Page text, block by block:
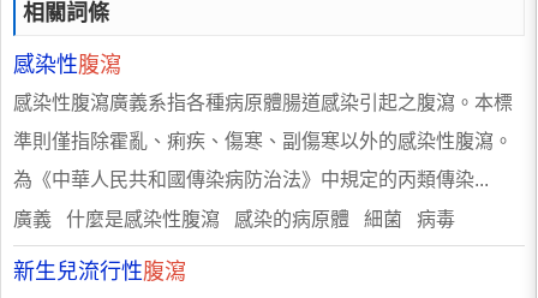
相關詞條
感染性腹瀉
感染性腹瀉廣義系指各種病原體腸道感染引起之腹瀉。本標
準則僅指除霍亂、痢疾、傷寒、副傷寒以外的感染性腹瀉。
為《中華人民共和國傳染病防治法》中規定的丙類傳染...
廣義 什麼是感染性腹瀉 感染的病原體 細菌 病毒
新生兒流行性腹瀉